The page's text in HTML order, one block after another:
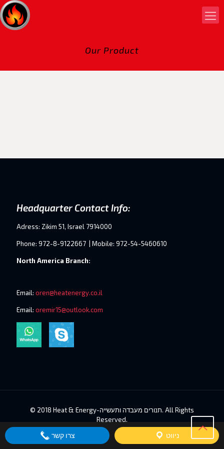
Our Product
Headquarter Contact Info:
Adress: Zikim 51, Israel 7914000
Phone: 972-8-9122667 | Mobile: 972-54-5460610
North America Branch:
Email: oren@heatenergy.co.il
Email: oremir15@outlook.com
© 2018 Heat & Energy-תנורים מעבדה ותעשייה. All Rights
Reserved.
צרו קשר ניווט